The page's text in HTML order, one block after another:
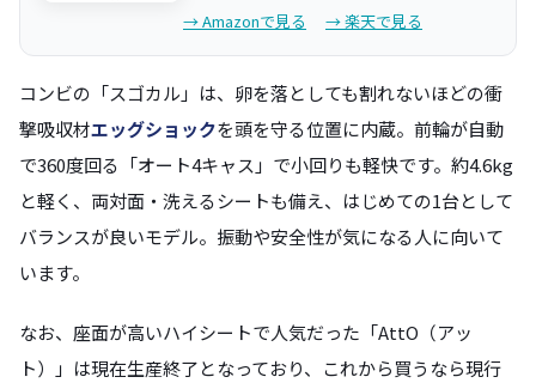
→ Amazonで見る → 楽天で見る
コンビの「スゴカル」は、卵を落としても割れないほどの衝
撃吸収材エッグショックを頭を守る位置に内蔵。前輪が自動
で360度回る「オート4キャス」で小回りも軽快です。約4.6kg
と軽く、両対面・洗えるシートも備え、はじめての1台として
バランスが良いモデル。振動や安全性が気になる人に向いて
います。
なお、座面が高いハイシートで人気だった「AttO（アッ
ト）」は現在生産終了となっており、これから買うなら現行